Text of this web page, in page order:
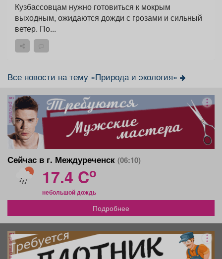
Кузбассовцам нужно готовиться к мокрым
выходным, ожидаются дожди с грозами и сильный
ветер. По...
Все новости на тему «Природа и экология»
реклама
Сейчас в г. Междуреченск (06:10)
17.4 Co
небольшой дождь
Подробнее
реклама